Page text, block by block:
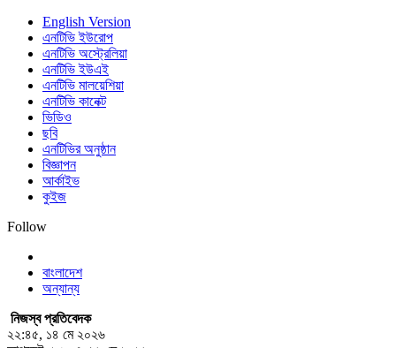
English Version
এনটিভি ইউরোপ
এনটিভি অস্ট্রেলিয়া
এনটিভি ইউএই
এনটিভি মালয়েশিয়া
এনটিভি কানেক্ট
ভিডিও
ছবি
এনটিভির অনুষ্ঠান
বিজ্ঞাপন
আর্কাইভ
কুইজ
Follow
বাংলাদেশ
অন্যান্য
নিজস্ব প্রতিবেদক
২২:৪৫, ১৪ মে ২০২৬